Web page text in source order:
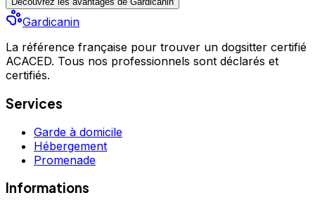
Gardicanin
La référence française pour trouver un dogsitter certifié
ACACED. Tous nos professionnels sont déclarés et
certifiés.
Services
Garde à domicile
Hébergement
Promenade
Informations